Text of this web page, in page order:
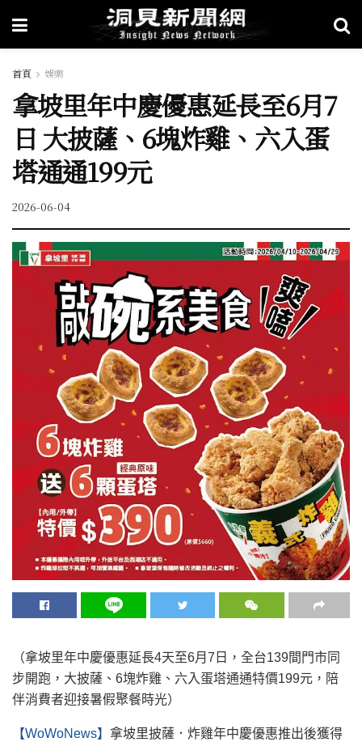
首頁 娛樂
拿坡里年中慶優惠延長至6月7
日 大披薩、6塊炸雞、六入蛋
塔通通199元
2026-06-04
（拿坡里年中慶優惠延長4天至6月7日，全台139間門市同
步開跑，大披薩、6塊炸雞、六入蛋塔通通特價199元，陪
伴消費者迎接暑假聚餐時光）
【WoWoNews】 拿坡里披薩．炸雞年中慶優惠推出後獲得